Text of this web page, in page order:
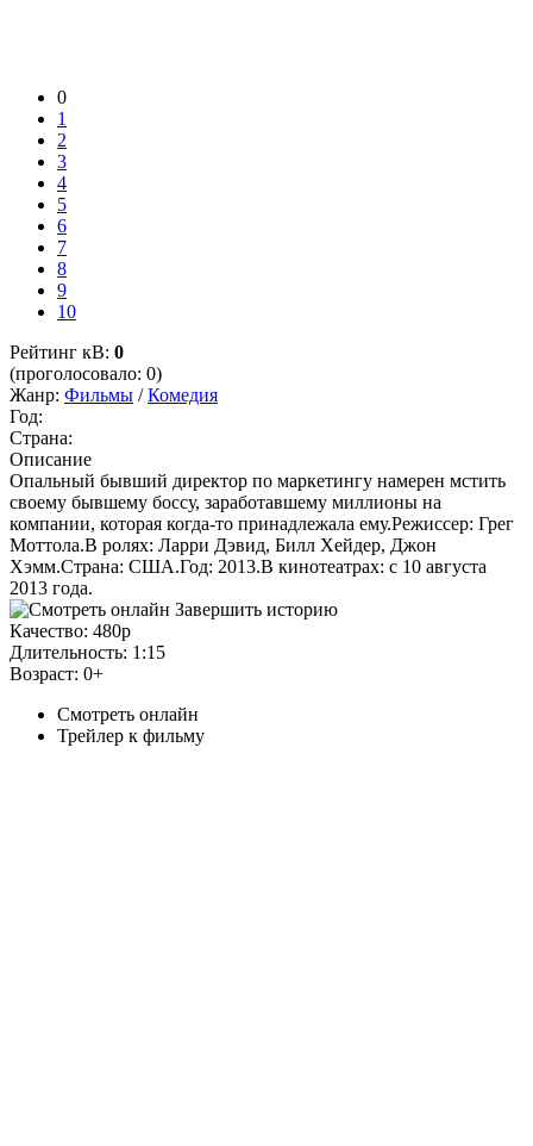
0
1
2
3
4
5
6
7
8
9
10
Рейтинг кВ: 0
(проголосовало: 0)
Жанр: Фильмы /Комедия
Год:
Страна:
Описание
Опальный бывший директор по маркетингу намерен мстить
своему бывшему боссу, заработавшему миллионы на
компании, которая когда-то принадлежала ему.Режиссер: Грег
Моттола.В ролях: Ларри Дэвид, Билл Хейдер, Джон
Хэмм.Страна: США.Год: 2013.В кинотеатрах: с 10 августа
2013 года.
Качество: 480p
Длительность: 1:15
Возраст: 0+
Смотреть онлайн
Трейлер к фильму